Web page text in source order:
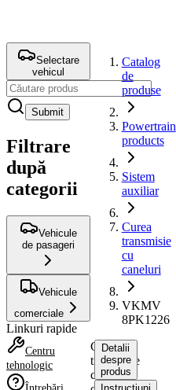
Selectare
vehicul
Submit
Filtrare
după
categorii
Vehicule
de pasageri
Vehicule
comerciale
Linkuri rapide
Centru
tehnologic
Catalog
de
produse
Powertrain
products
Sistem
auxiliar
Curea
transmisie
cu
caneluri
VKMV
8PK1226
Curea
transmisie
cu
Detalii
despre
produs